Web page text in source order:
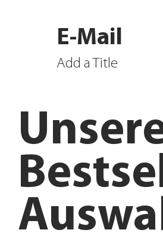
Add a Title
E-Mail